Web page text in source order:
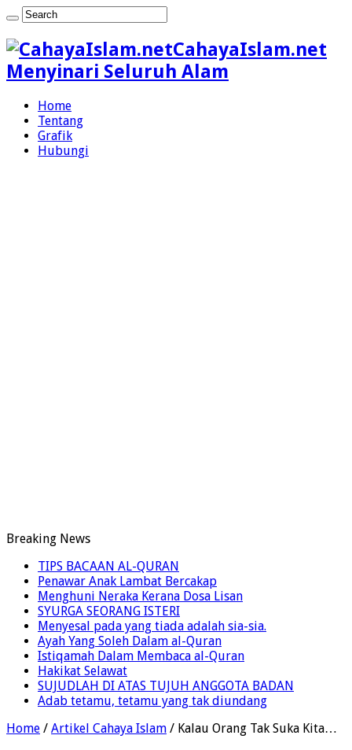
CahayaIslam.net
Menyinari Seluruh Alam
Home
Tentang
Grafik
Hubungi
Breaking News
TIPS BACAAN AL-QURAN
Penawar Anak Lambat Bercakap
Menghuni Neraka Kerana Dosa Lisan
SYURGA SEORANG ISTERI
Menyesal pada yang tiada adalah sia-sia.
Ayah Yang Soleh Dalam al-Quran
Istiqamah Dalam Membaca al-Quran
Hakikat Selawat
SUJUDLAH DI ATAS TUJUH ANGGOTA BADAN
Adab tetamu, tetamu yang tak diundang
Home / Artikel Cahaya Islam / Kalau Orang Tak Suka Kita…